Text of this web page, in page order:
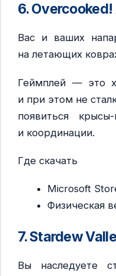
6. Overcooked!
Вас и ваших
на летающих
Геймплей — это
и при этом не
появиться
и координации.
Где скачать
Microsoft
Физическая
7. Stardew
Вы наследуете